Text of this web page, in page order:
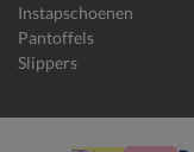
Instapschoenen
Pantoffels
Slippers